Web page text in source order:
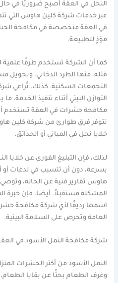
النحل في العقة أصبح ضروريًا في
عبر خدمات شركة كلين هاوس التي
في العقة متخصصة في مكافحة
مؤذٍ للطبيعة.
كما أن الشركة تستخدم طرقًا علمية
قتله، منها الطرد الدخاني، وتحويل
التجمعات السكنية. كذلك، تُراعي
التوازن البيئي أثناء تنفيذ
مكافحة حشرات في العقة تستخدم
تتوفر فرق طوارئ من شركة كلين
خلايا نحل في المباني أو الحدائق.
لذلك، فإن التبليغ الفوري عن
بسرعة، دون أن تتسبب في لدغات أو
هاوس تقارير فنية عن الحالة،
المشكلة مستقبلاً. أيضا، فإن خبرة
اسمها رديفًا لأي شركة مكافحة
العامة وتحرص على السلامة البيئية.
شركة مكافحة النمل الأسود في
النمل الأسود من أكثر الحشرات
وغرف الطعام بحثًا عن بقايا الطعام،